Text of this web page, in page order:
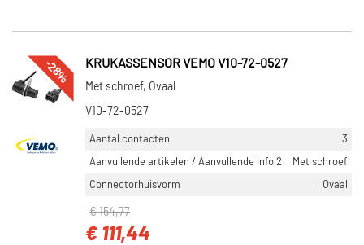
-28% KRUKASSENSOR VEMO V10-72-0527
Met schroef, Ovaal
V10-72-0527
Aantal contacten
3
Aanvullende artikelen / Aanvullende info 2
Met schroef
Connectorhuisvorm
Ovaal
€ 154,77
€ 111,44